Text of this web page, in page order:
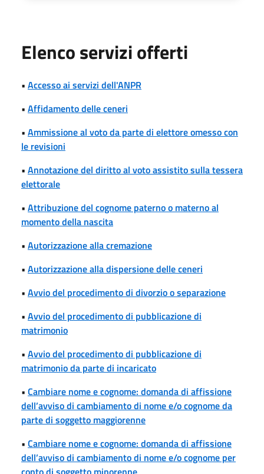
Elenco servizi offerti
• Accesso ai servizi dell'ANPR
• Affidamento delle ceneri
• Ammissione al voto da parte di elettore omesso con
le revisioni
• Annotazione del diritto al voto assistito sulla tessera
elettorale
• Attribuzione del cognome paterno o materno al
momento della nascita
• Autorizzazione alla cremazione
• Autorizzazione alla dispersione delle ceneri
• Avvio del procedimento di divorzio o separazione
• Avvio del procedimento di pubblicazione di
matrimonio
• Avvio del procedimento di pubblicazione di
matrimonio da parte di incaricato
• Cambiare nome e cognome: domanda di affissione
dell’avviso di cambiamento di nome e/o cognome da
parte di soggetto maggiorenne
• Cambiare nome e cognome: domanda di affissione
dell’avviso di cambiamento di nome e/o cognome per